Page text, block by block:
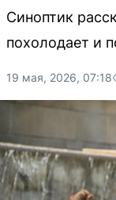
Синоптик
похолодает и
19 мая, 2026, 07:18